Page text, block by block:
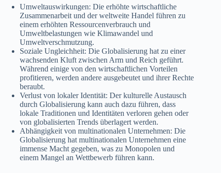
Umweltauswirkungen: Die erhöhte wirtschaftliche
Zusammenarbeit und der weltweite Handel führen zu
einem erhöhten Ressourcenverbrauch und
Umweltbelastungen wie Klimawandel und
Umweltverschmutzung.
Soziale Ungleichheit: Die Globalisierung hat zu einer
wachsenden Kluft zwischen Arm und Reich geführt.
Während einige von den wirtschaftlichen Vorteilen
profitieren, werden andere ausgebeutet und ihrer Rechte
beraubt.
Verlust von lokaler Identität: Der kulturelle Austausch
durch Globalisierung kann auch dazu führen, dass
lokale Traditionen und Identitäten verloren gehen oder
von globalisierten Trends überlagert werden.
Abhängigkeit von multinationalen Unternehmen: Die
Globalisierung hat multinationalen Unternehmen eine
immense Macht gegeben, was zu Monopolen und
einem Mangel an Wettbewerb führen kann.